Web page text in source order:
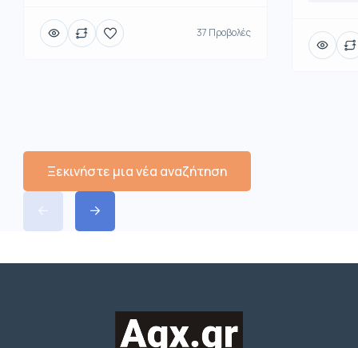
37 Προβολές
Ξεκινήστε μια νέα αναζήτηση